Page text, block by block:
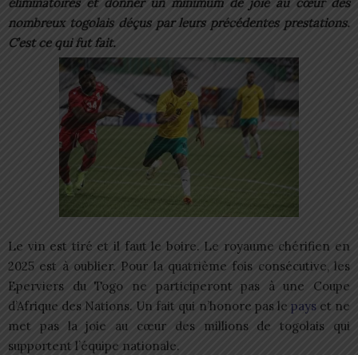
éliminatoires et donner un minimum de joie au cœur des
nombreux togolais déçus par leurs précédentes prestations.
C’est ce qui fut fait.
Le vin est tiré et il faut le boire. Le royaume chérifien en
2025 est à oublier. Pour la quatrième fois consécutive, les
Eperviers du Togo ne participeront pas à une Coupe
d’Afrique des Nations. Un fait qui n’honore pas le payset ne
met pas la joie au cœur des millions de togolais qui
supportent l’équipe nationale.